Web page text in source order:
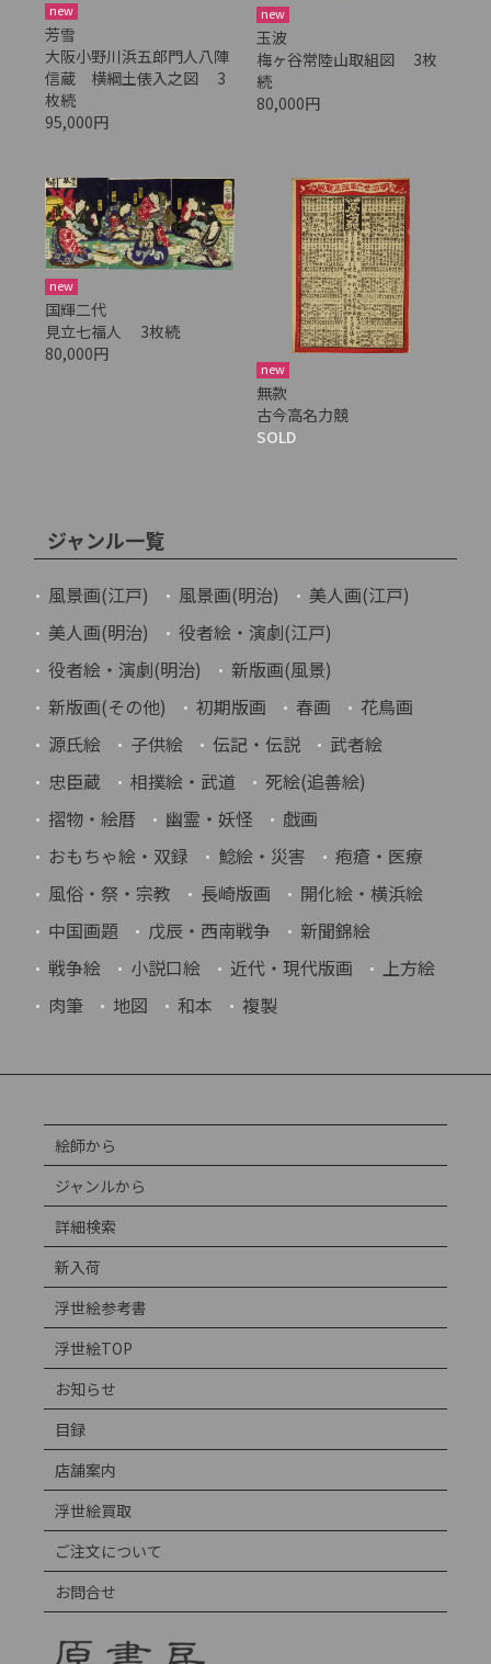
new
芳雪
大阪小野川浜五郎門人八陣
信蔵 横綱土俵入之図 3
枚続
95,000円
new
玉波
梅ヶ谷常陸山取組図 3枚
続
80,000円
new
国輝二代
見立七福人 3枚続
80,000円
new
無款
古今高名力競
SOLD
ジャンル一覧
風景画(江戸) 風景画(明治)
美人画(江戸)
美人画(明治)
役者絵・演劇(江戸)
役者絵・演劇(明治)
新版画(風景)
新版画(その他)
初期版画 春画
花鳥画
源氏絵
子供絵 伝記・伝説
武者絵
忠臣蔵
相撲絵・武道
死絵(追善絵)
摺物・絵暦
幽霊・妖怪
戯画
おもちゃ絵・双録
鯰絵・災害
疱瘡・医療
風俗・祭・宗教
長崎版画
開化絵・横浜絵
中国画題
戊辰・西南戦争
新聞錦絵
戦争絵
小説口絵 近代・現代版画
上方絵
肉筆
地図 和本 複製
絵師から
ジャンルから
詳細検索
新入荷
浮世絵参考書
浮世絵TOP
お知らせ
目録
店舗案内
浮世絵買取
ご注文について
お問合せ